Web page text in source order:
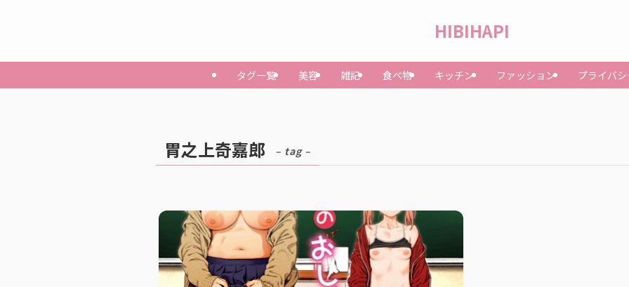
HIBIHAPI
タグ一覧 美容 雑記 食べ物 キッチン ファッション プライバ
胃之上奇嘉郎 – tag –